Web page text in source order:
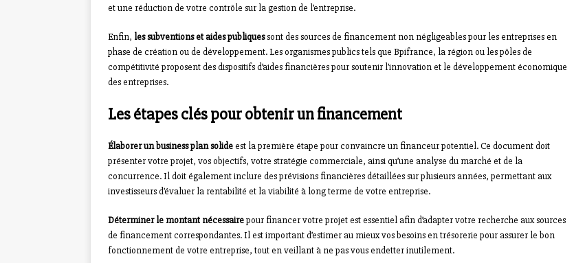
et une réduction de votre contrôle sur la gestion de l’entreprise.
Enfin, les subventions et aides publiquessont des sources de financement non négligeables pour les entreprises en
phase de création ou de développement. Les organismes publics tels que Bpifrance, la région ou les pôles de
compétitivité proposent des dispositifs d’aides financières pour soutenir l’innovation et le développement économique
des entreprises.
Les étapes clés pour obtenir un financement
Élaborer un business plan solideest la première étape pour convaincre un financeur potentiel. Ce document doit
présenter votre projet, vos objectifs, votre stratégie commerciale, ainsi qu’une analyse du marché et de la
concurrence. Il doit également inclure des prévisions financières détaillées sur plusieurs années, permettant aux
investisseurs d’évaluer la rentabilité et la viabilité à long terme de votre entreprise.
Déterminer le montant nécessairepour financer votre projet est essentiel afin d’adapter votre recherche aux sources
de financement correspondantes. Il est important d’estimer au mieux vos besoins en trésorerie pour assurer le bon
fonctionnement de votre entreprise, tout en veillant à ne pas vous endetter inutilement.